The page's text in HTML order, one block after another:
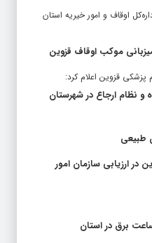
اوقاف و امور خیریه استان
موکب اوقاف قزوین
پزشکی قزوین اعلام کرد:
و نظام ارجاع در شهرستان
طبیعی
ارزیابی سازمان امور